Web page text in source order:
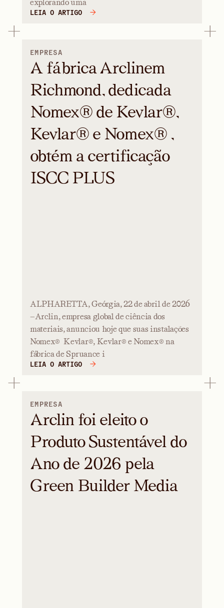
explorando uma
LEIA O ARTIGO
EMPRESA
A fábrica Arclinem
Richmond, dedicada
Nomex® de Kevlar®,
Kevlar® e Nomex® ,
obtém a certificação
ISCC PLUS
ALPHARETTA, Geórgia, 22 de abril de 2026
—Arclin, empresa global de ciência dos
materiais, anunciou hoje que suas instalações
Nomex® Kevlar®, Kevlar® e Nomex® na
fábrica de Spruance i
LEIA O ARTIGO
EMPRESA
Arclin foi eleito o
Produto Sustentável do
Ano de 2026 pela
Green Builder Media